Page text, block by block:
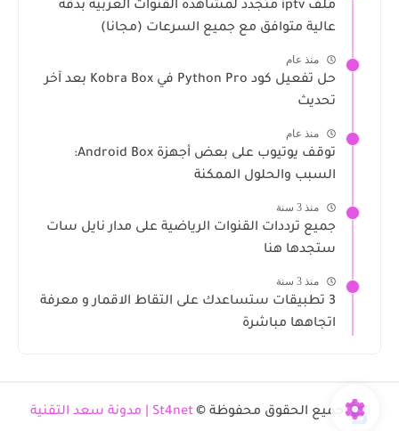
ملف iptv متجدد لمشاهدة القنوات العربية بدقة
عالية متوافق مع جميع السرعات (مجانا)
منذ عام
حل تفعيل كود Python Pro في Kobra Box بعد آخر
تحديث
منذ عام
توقف يوتيوب على بعض أجهزة Android Box:
السبب والحلول الممكنة
منذ 3 سنة
جميع ترددات القنوات الرياضية على مدار نايل سات
ستجدها هنا
منذ 3 سنة
3 تطبيقات ستساعدك على التقاط الاقمار و معرفة
اتجاهها مباشرة
جميع الحقوق محفوظة ©St4net | مدونة سعد التقنية